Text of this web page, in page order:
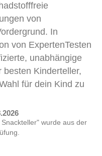
von
In
von ExpertenTesten
unabhängige
besten Kinderteller,
für dein Kind zu
wurde aus der